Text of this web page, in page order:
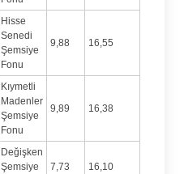
Hisse
Senedi
Şemsiye
Fonu
9,88 16,55
Kıymetli
Madenler
Şemsiye
Fonu
9,89 16,38
Değişken
Şemsiye
7,73 16,10